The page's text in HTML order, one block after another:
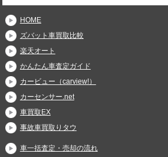
HOME
ズバット車買取比較
楽天オート
かんたん車査定ガイド
カービュー（carview!）
カーセンサー.net
車買取EX
事故車買取りタウ
車一括査定・売却の流れ